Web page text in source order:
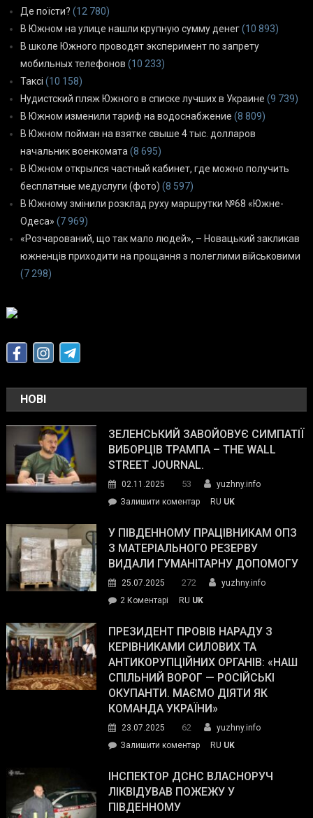
Де поїсти? (12 780)
В Южном на улице нашли крупную сумму денег(10 893)
В школе Южного проводят эксперимент по запрету
мобильных телефонов (10 233)
Таксі (10 158)
Нудистский пляж Южного в списке лучших в Украине (9 739)
В Южном изменили тариф на водоснабжение (8 809)
В Южном пойман на взятке свыше 4 тыс. долларов
начальник военкомата (8 695)
В Южном открылся частный кабинет, где можно получить
бесплатные медуслуги (фото) (8 597)
В Южному змінили розклад руху маршрутки №68 «Южне-
Одеса» (7 969)
«Розчарований, що так мало людей», – Новацький закликав
южненців приходити на прощання з полеглими військовими
(7 298)
НОВІ
ЗЕЛЕНСЬКИЙ ЗАВОЙОВУЄ СИМПАТІЇ
ВИБОРЦІВ ТРАМПА – THE WALL
STREET JOURNAL.
02.11.2025 53
yuzhny.info
Залишити коментарon
завойовує
симпатії
виборців
The
Street
Journal.
RU UK
У ПІВДЕННОМУ ПРАЦІВНИКАМ ОПЗ
З МАТЕРІАЛЬНОГО РЕЗЕРВУ
ВИДАЛИ ГУМАНІТАРНУ ДОПОМОГУ
25.07.2025 272
yuzhny.info
2 Коментарі
Південному
працівникам
ОПЗ
з
матеріального
резерву
гуманітарну
допомогу
RU UK
ПРЕЗИДЕНТ ПРОВІВ НАРАДУ З
КЕРІВНИКАМИ СИЛОВИХ ТА
АНТИКОРУПЦІЙНИХ ОРГАНІВ: «НАШ
СПІЛЬНИЙ ВОРОГ — РОСІЙСЬКІ
ОКУПАНТИ. МАЄМО ДІЯТИ ЯК
КОМАНДА УКРАЇНИ»
23.07.2025 62
yuzhny.info
Залишити коментарon
провів
нараду
RU UK
ІНСПЕКТОР ДСНС ВЛАСНОРУЧ
ЛІКВІДУВАВ ПОЖЕЖУ У
ПІВДЕННОМУ